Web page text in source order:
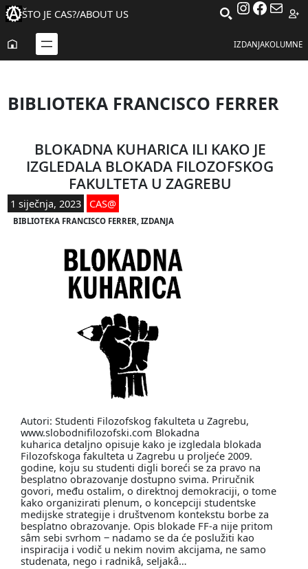
ŠTO JE CAS?/ABOUT US Mail
IZDANJAKOLUMNE
BIBLIOTEKA FRANCISCO FERRER
BLOKADNA KUHARICA ILI KAKO JE
IZGLEDALA BLOKADA FILOZOFSKOG
FAKULTETA U ZAGREBU
1 siječnja, 2023 CAS@
BIBLIOTEKA FRANCISCO FERRER, IZDANJA
Autori: Studenti Filozofskog fakulteta u Zagrebu,
www.slobodnifilozofski.com Blokadna
kuharica detaljno opisuje kako je izgledala blokada
Filozofskoga fakulteta u Zagrebu u proljeće 2009.
godine, koju su studenti digli boreći se za pravo na
besplatno obrazovanje dostupno svima. Priručnik
govori, među ostalim, o direktnoj demokraciji, o tome
kako organizirati plenum, o koncepciji studentske
medijske strategije i društvenom kontekstu borbe za
besplatno obrazovanje. Opis blokade FF-a nije pritom
sâm sebi svrhom ‒ nadamo se da će poslužiti kao
inspiracija i vodič u nekim novim akcijama, ne samo
studenata, nego i radnikâ, seljakâ…